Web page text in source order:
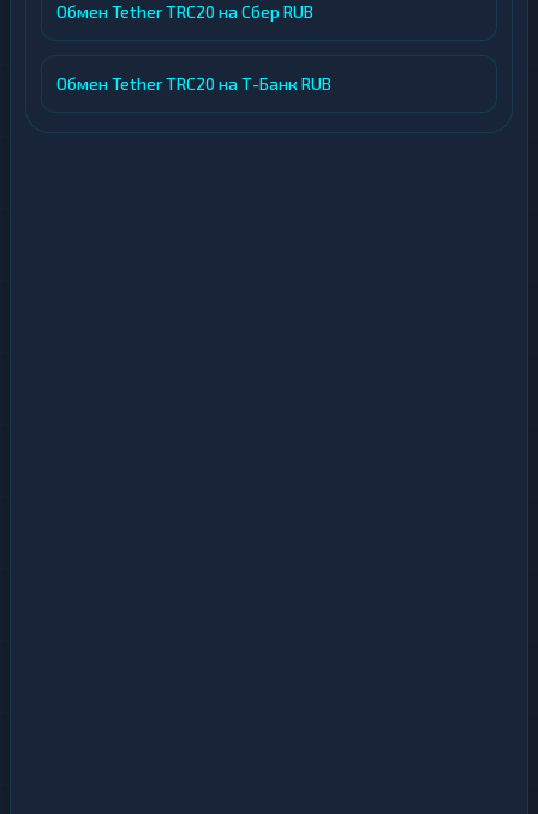
Обмен Tether TRC20 на Сбер RUB
Обмен Tether TRC20 на Т-Банк RUB